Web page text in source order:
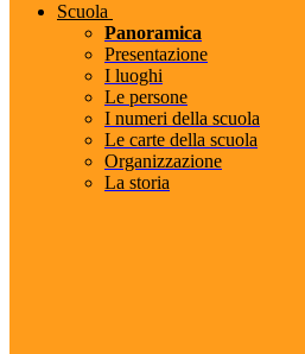
Scuola
Panoramica
Presentazione
I luoghi
Le persone
I numeri della scuola
Le carte della scuola
Organizzazione
La storia